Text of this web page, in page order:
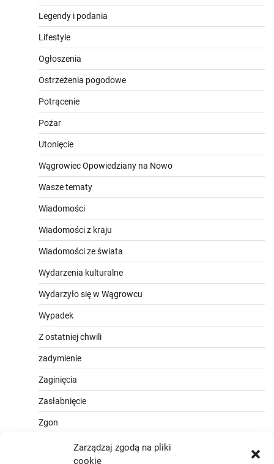
Zarządzaj zgodą na pliki
cookie
Legendy i podania
Lifestyle
Ogłoszenia
Ostrzeżenia pogodowe
Potrącenie
Pożar
Utonięcie
Wągrowiec Opowiedziany na Nowo
Wasze tematy
Wiadomości
Wiadomości z kraju
Wiadomości ze świata
Wydarzenia kulturalne
Wydarzyło się w Wągrowcu
Wypadek
Z ostatniej chwili
zadymienie
Zaginięcia
Zasłabnięcie
Zgon